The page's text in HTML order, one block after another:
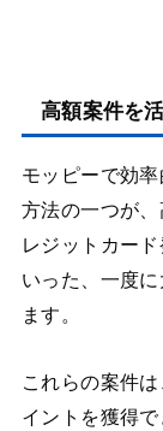
高額案件を
モッピーで効
方法の一つが
レジットカー
いった、一度
ます。
これらの案件
イントを獲得